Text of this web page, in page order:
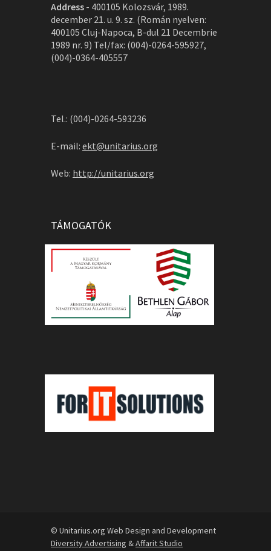
Address - 400105 Kolozsvár, 1989.
december 21. u. 9. sz. (Román nyelven:
400105 Cluj-Napoca, B-dul 21 Decembrie
1989 nr. 9) Tel/fax: (004)-0264-595927,
(004)-0364-405557
Tel.: (004)-0264-593236
E-mail: ekt@unitarius.org
Web: http://unitarius.org
TÁMOGATÓK
© Unitarius.org Web Design and Development
Diversity Advertising &Affarit Studio